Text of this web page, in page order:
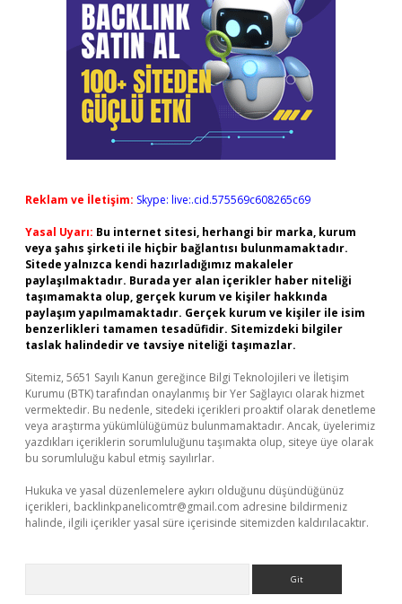
Reklam ve İletişim: Skype: live:.cid.575569c608265c69
Yasal Uyarı: Bu internet sitesi, herhangi bir marka, kurum
veya şahıs şirketi ile hiçbir bağlantısı bulunmamaktadır.
Sitede yalnızca kendi hazırladığımız makaleler
paylaşılmaktadır. Burada yer alan içerikler haber niteliği
taşımamakta olup, gerçek kurum ve kişiler hakkında
paylaşım yapılmamaktadır. Gerçek kurum ve kişiler ile isim
benzerlikleri tamamen tesadüfidir. Sitemizdeki bilgiler
taslak halindedir ve tavsiye niteliği taşımazlar.
Sitemiz, 5651 Sayılı Kanun gereğince Bilgi Teknolojileri ve İletişim
Kurumu (BTK) tarafından onaylanmış bir Yer Sağlayıcı olarak hizmet
vermektedir. Bu nedenle, sitedeki içerikleri proaktif olarak denetleme
veya araştırma yükümlülüğümüz bulunmamaktadır. Ancak, üyelerimiz
yazdıkları içeriklerin sorumluluğunu taşımakta olup, siteye üye olarak
bu sorumluluğu kabul etmiş sayılırlar.
Hukuka ve yasal düzenlemelere aykırı olduğunu düşündüğünüz
içerikleri, backlinkpanelicomtr@gmail.com adresine bildirmeniz
halinde, ilgili içerikler yasal süre içerisinde sitemizden kaldırılacaktır.